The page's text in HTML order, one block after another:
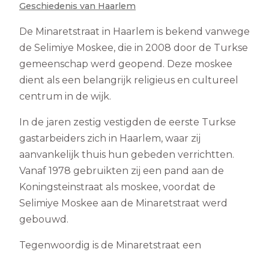
Geschiedenis van Haarlem
De Minaretstraat in Haarlem is bekend vanwege
de Selimiye Moskee, die in 2008 door de Turkse
gemeenschap werd geopend. Deze moskee
dient als een belangrijk religieus en cultureel
centrum in de wijk.
In de jaren zestig vestigden de eerste Turkse
gastarbeiders zich in Haarlem, waar zij
aanvankelijk thuis hun gebeden verrichtten.
Vanaf 1978 gebruikten zij een pand aan de
Koningsteinstraat als moskee, voordat de
Selimiye Moskee aan de Minaretstraat werd
gebouwd.
Tegenwoordig is de Minaretstraat een